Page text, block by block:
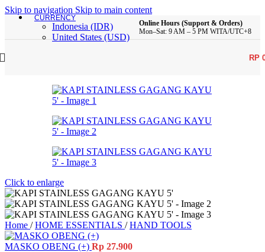
Skip to navigation Skip to main content
CURRENCY
Indonesia (IDR)
United States (USD)
Online Hours (Support & Orders)
Mon–Sat: 9 AM – 5 PM WITA/UTC+8
RP
Click to enlarge
Home / HOME ESSENTIALS / HAND TOOLS
MASKO OBENG (+) Rp 27.900